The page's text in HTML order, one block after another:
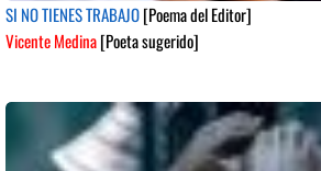
SI NO TIENES TRABAJO[Poema del Editor]
Vicente Medina[Poeta sugerido]